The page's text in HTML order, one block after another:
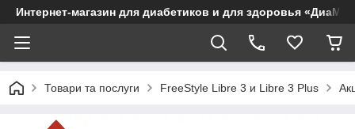
Интернет-магазин для диабетиков и для здоровья
Товари та послуги FreeStyle Libre 3 и Libre 3 Plus